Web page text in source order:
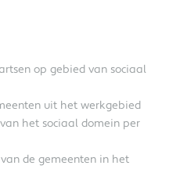
op gebied van sociaal
uit het werkgebied
het sociaal domein per
de gemeenten in het